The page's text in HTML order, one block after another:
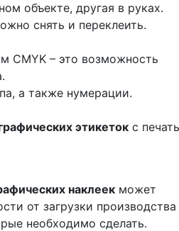
объекте, другая в руках.
снять и переклеить.
CMYK – это возможность
а также нумерации.
этикеток с
наклеек может
от загрузки производства
необходимо сделать.